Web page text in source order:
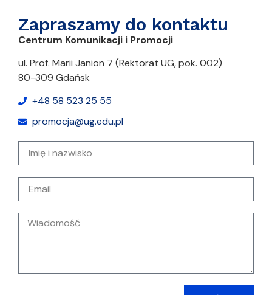
Zapraszamy do kontaktu
Centrum Komunikacji i Promocji
ul. Prof. Marii Janion 7 (Rektorat UG, pok. 002)
80-309 Gdańsk
+48 58 523 25 55
promocja@ug.edu.pl